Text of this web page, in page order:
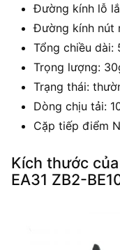
Đường kính lỗ
Đường kính nút
Tổng chiều dài:
Trọng lượng:
Trạng thái:
Dòng chịu tải:
Cặp tiếp điểm
Kích thước của
EA31 ZB2-